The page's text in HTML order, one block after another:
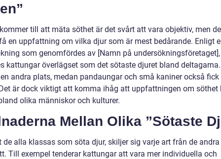
till att mäta söthet är det svårt att vara objektiv, men
en uppfattning om vilka djur som är mest bedårande. Enligt
som genomfördes av [Namn på undersökningsföretaget],
kattungar överlägset som det sötaste djuret bland
andra plats, medan pandaungar och små kaniner också fick
är dock viktigt att komma ihåg att uppfattningen om söthet
olika människor och kulturer.
Mellan Olika ”Sötaste
de alla klassas som söta djur, skiljer sig varje art från de
Till exempel tenderar kattungar att vara mer individuella och